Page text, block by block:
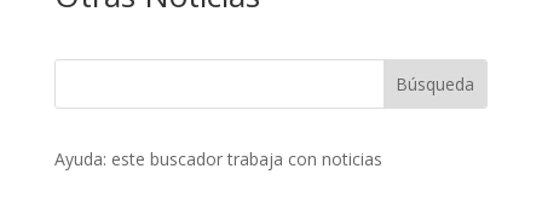
Ayuda: este buscador trabaja con noticias